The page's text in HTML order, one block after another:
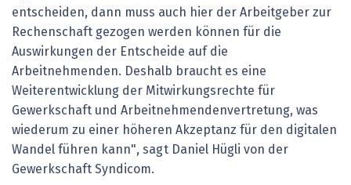
entscheiden, dann muss auch hier der Arbeitgeber zur
Rechenschaft gezogen werden können für die
Auswirkungen der Entscheide auf die
Arbeitnehmenden. Deshalb braucht es eine
Weiterentwicklung der Mitwirkungsrechte für
Gewerkschaft und Arbeitnehmendenvertretung, was
wiederum zu einer höheren Akzeptanz für den digitalen
Wandel führen kann", sagt Daniel Hügli von der
Gewerkschaft Syndicom.